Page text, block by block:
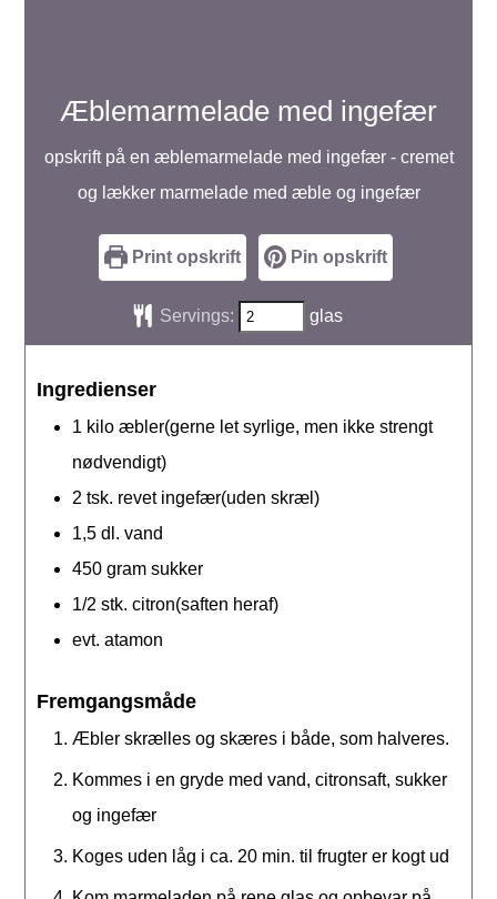
Æblemarmelade med ingefær
opskrift på en æblemarmelade med ingefær - cremet
og lækker marmelade med æble og ingefær
Print opskrift Pin opskrift
Servings: glas
Ingredienser
1 kilo æbler(gerne let syrlige, men ikke strengt
nødvendigt)
2 tsk. revet ingefær(uden skræl)
1,5 dl. vand
450 gram sukker
1/2 stk. citron(saften heraf)
evt. atamon
Fremgangsmåde
Æbler skrælles og skæres i både, som halveres.
Kommes i en gryde med vand, citronsaft, sukker
og ingefær
Koges uden låg i ca. 20 min. til frugter er kogt ud